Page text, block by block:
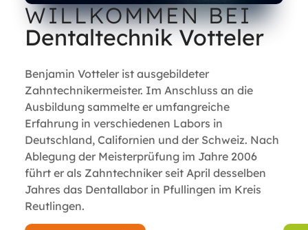
WILLKOMMEN BEI
Dentaltechnik Votteler
Benjamin Votteler ist ausgebildeter
Zahntechnikermeister. Im Anschluss an die
Ausbildung sammelte er umfangreiche
Erfahrung in verschiedenen Labors in
Deutschland, Californien und der Schweiz. Nach
Ablegung der Meisterprüfung im Jahre 2006
führt er als Zahntechniker seit April desselben
Jahres das Dentallabor in Pfullingen im Kreis
Reutlingen.